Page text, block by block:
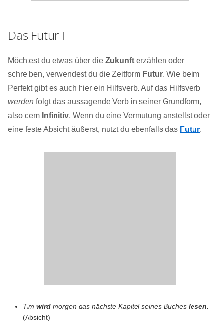
Das Futur I
Möchtest du etwas über die Zukunft erzählen oder
schreiben, verwendest du die Zeitform Futur. Wie beim
Perfekt gibt es auch hier ein Hilfsverb. Auf das Hilfsverb
werden folgt das aussagende Verb in seiner Grundform,
also dem Infinitiv. Wenn du eine Vermutung anstellst oder
eine feste Absicht äußerst, nutzt du ebenfalls das Futur.
Tim wird morgen das nächste Kapitel seines Buches lesen
(Absicht)